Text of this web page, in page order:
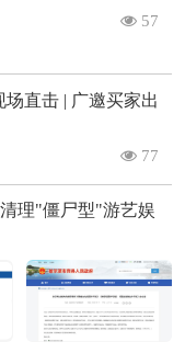
57
场直击 | 广邀买家出
77
理"僵尸型"游艺娱